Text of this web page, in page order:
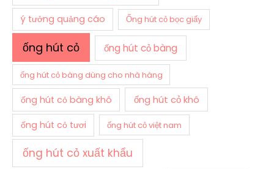
ý tưởng quảng cáo Ống hút cỏ bọc giấy
ống hút cỏ ống hút cỏ bàng
ống hút cỏ bàng dùng cho nhà hàng
ống hút cỏ bàng khô ống hút cỏ khô
ống hút cỏ tươi ống hút cỏ việt nam
ống hút cỏ xuất khẩu